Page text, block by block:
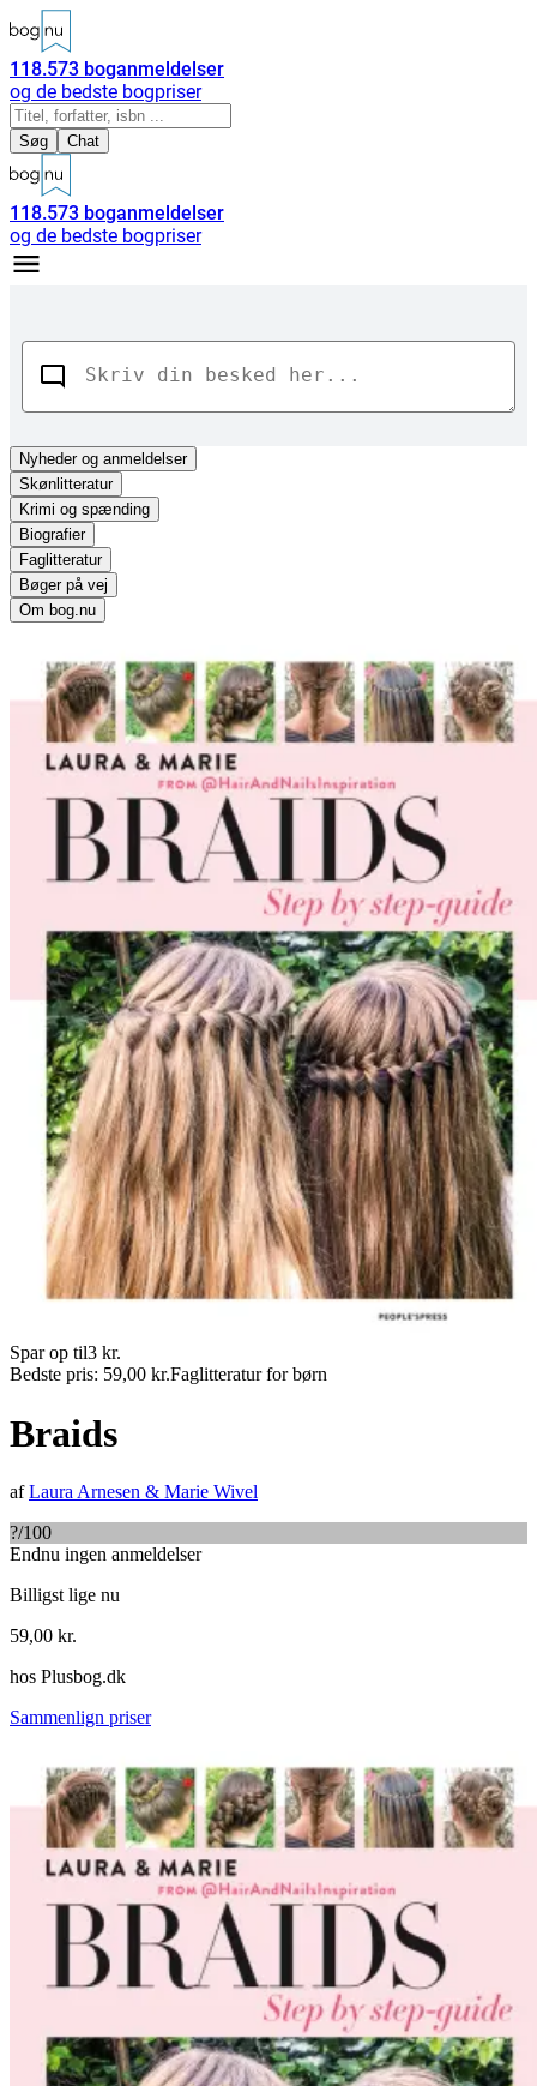
118.573 boganmeldelser
og de bedste bogpriser
Søg Chat
118.573 boganmeldelser
og de bedste bogpriser
Nyhederog anmeldelser
Skønlitteratur
Krimi og spænding
Biografier
Faglitteratur
Bøger på vej
Om bog.nu
Spar op til3 kr.
Bedste pris: 59,00 kr.Faglitteratur for børn
Braids
afLaura Arnesen & Marie Wivel
?/100
Endnu ingen anmeldelser
Billigst lige nu
59,00 kr.
hos Plusbog.dk
Sammenlign priser